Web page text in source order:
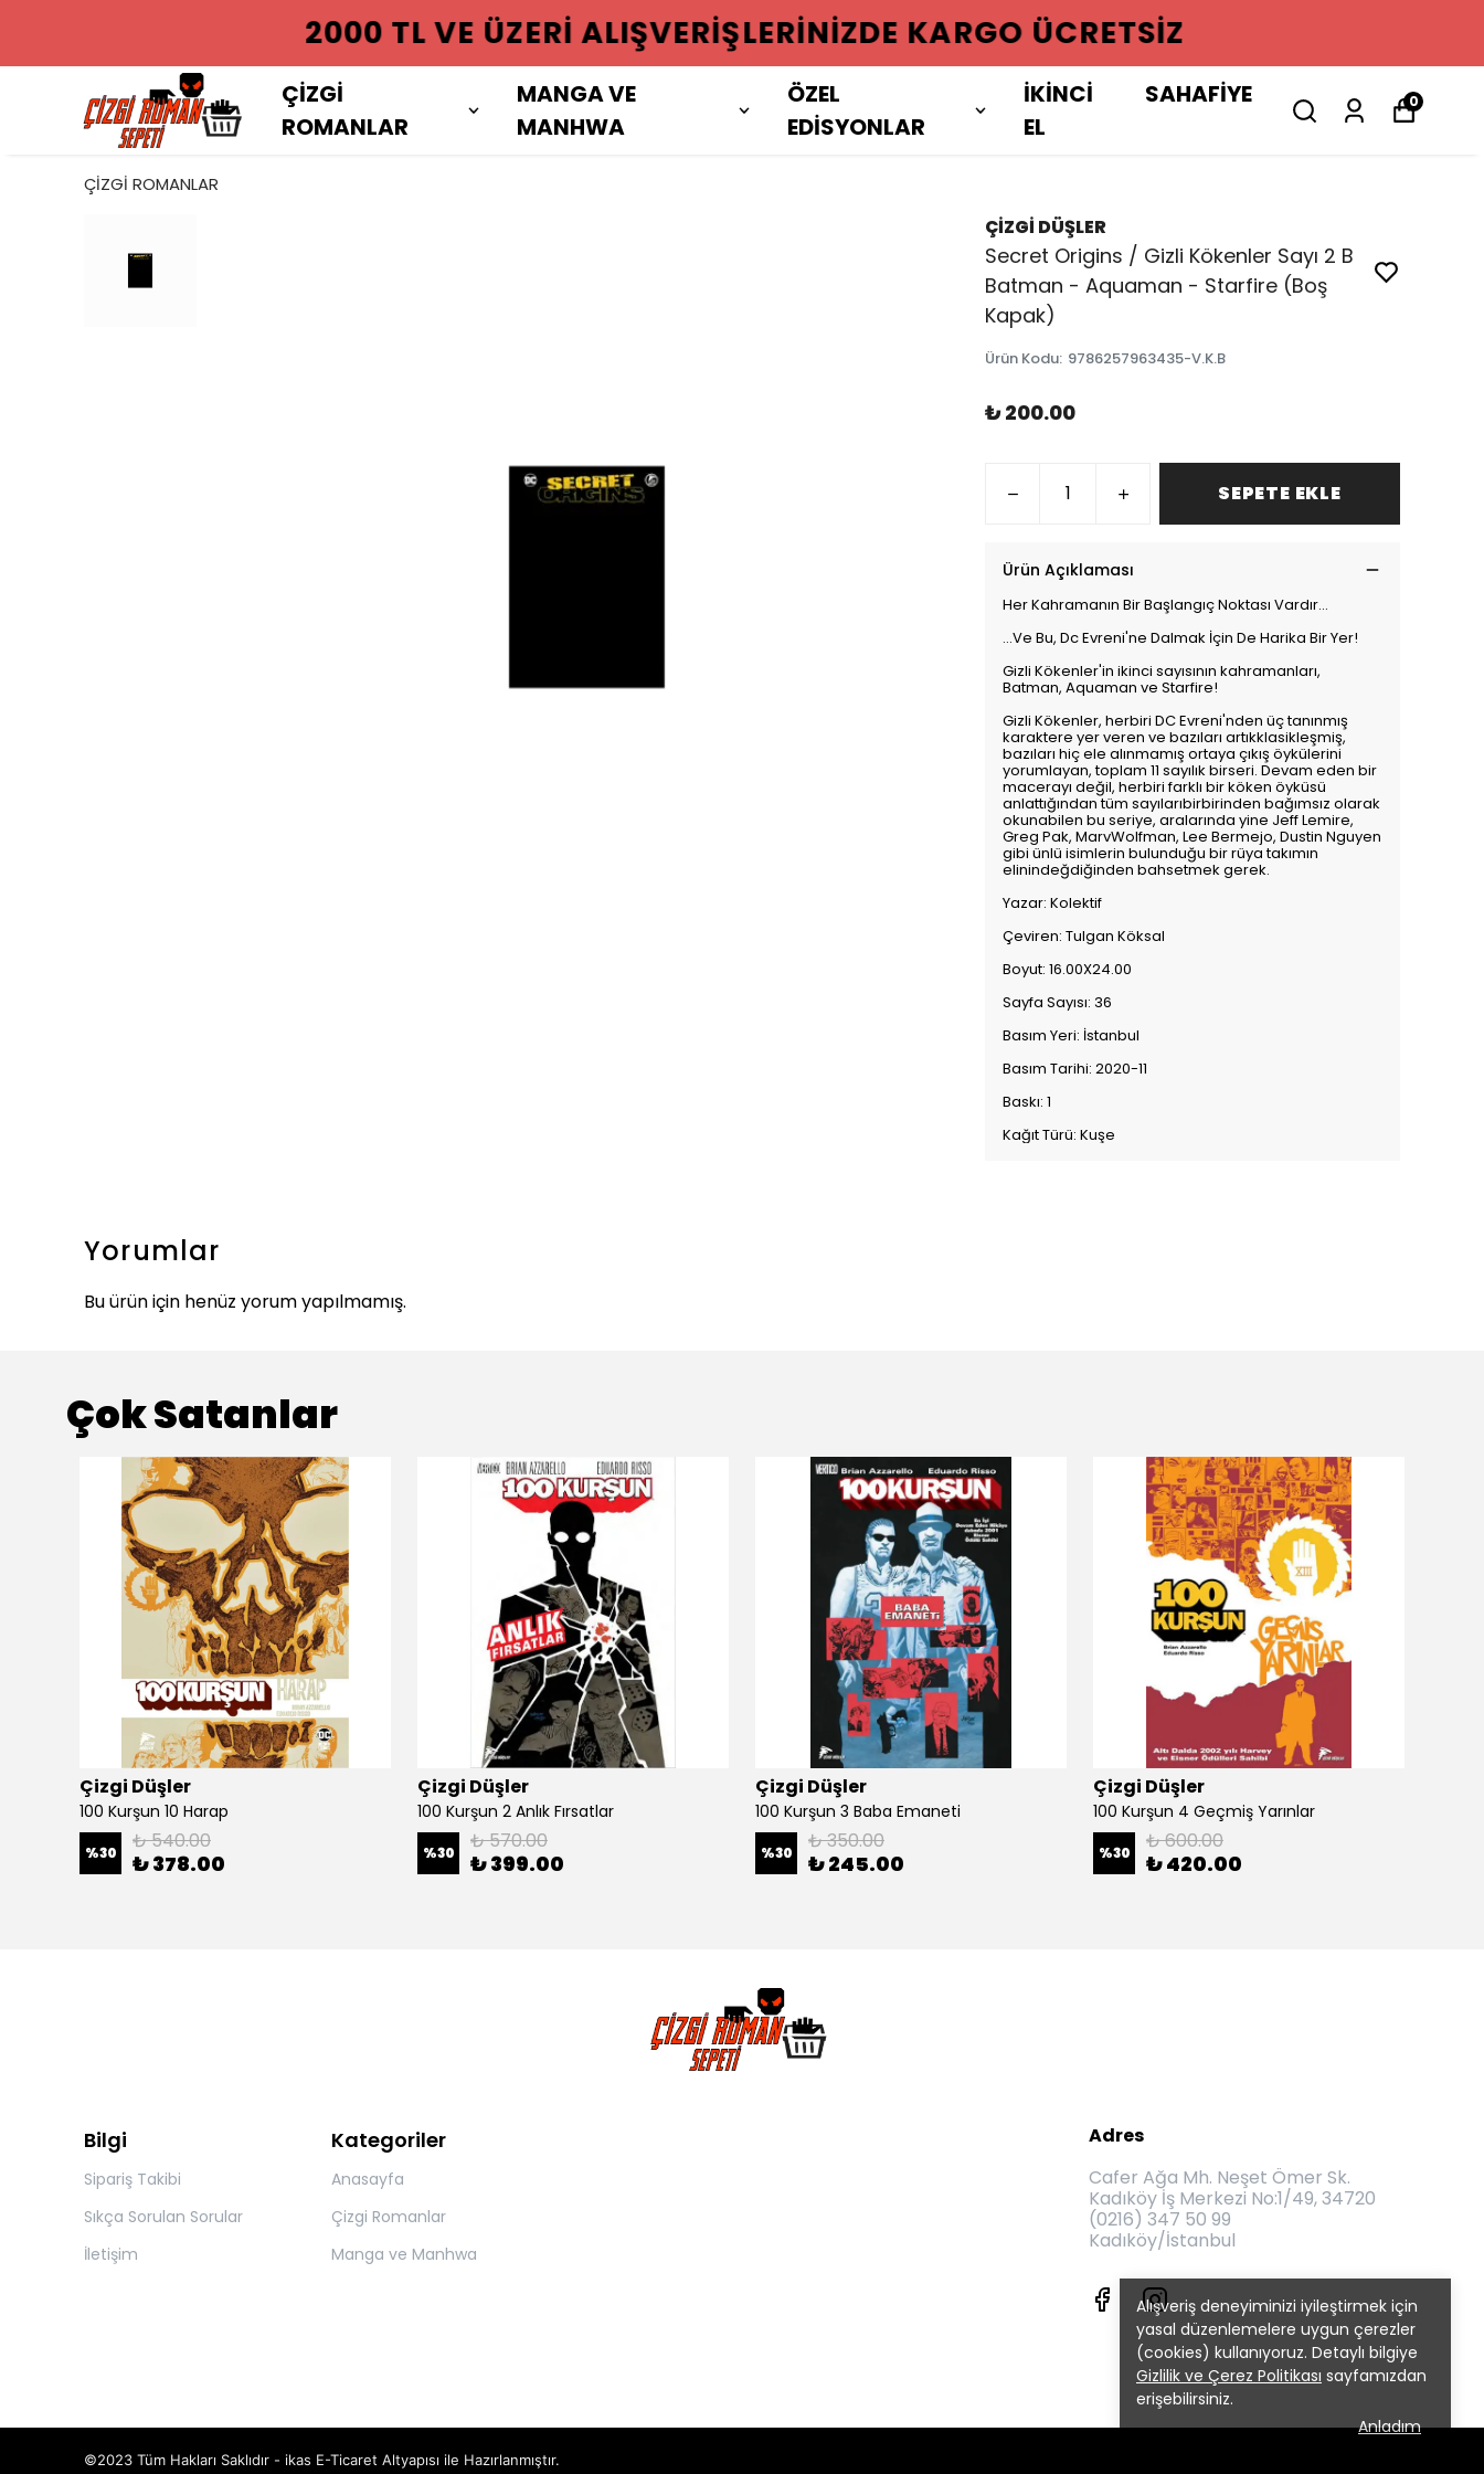
2000 TL VE ÜZERI ALIŞVERIŞLERINIZDE KARGO ÜCRETSIZ
ÇİZGİ
ROMANLAR
MANGA VE
MANHWA
ÖZEL
EDİSYONLAR
İKİNCİ
EL
SAHAFİYE 0
Alışveriş deneyiminizi iyileştirmek için
yasal düzenlemelere uygun çerezler
(cookies) kullanıyoruz. Detaylı bilgiye
Gizlilik ve Çerez Politikası sayfamızdan
erişebilirsiniz.
Anladım
ÇİZGİ ROMANLAR
ÇİZGİ DÜŞLER
Secret Origins / Gizli Kökenler Sayı 2 B
Batman - Aquaman - Starfire (Boş
Kapak)
Ürün Kodu: 9786257963435-V.K.B
₺ 200.00
SEPETE EKLE
Ürün Açıklaması
Her Kahramanın Bir Başlangıç Noktası Vardır…
…Ve Bu, Dc Evreni'ne Dalmak İçin De Harika Bir Yer!
Gizli Kökenler'in ikinci sayısının kahramanları,
Batman, Aquaman ve Starfire!
Gizli Kökenler, herbiri DC Evreni'nden üç tanınmış
karaktere yer veren ve bazıları artıkklasikleşmiş,
bazıları hiç ele alınmamış ortaya çıkış öykülerini
yorumlayan, toplam 11 sayılık birseri. Devam eden bir
macerayı değil, herbiri farklı bir köken öyküsü
anlattığından tüm sayılarıbirbirinden bağımsız olarak
okunabilen bu seriye, aralarında yine Jeff Lemire,
Greg Pak, MarvWolfman, Lee Bermejo, Dustin Nguyen
gibi ünlü isimlerin bulunduğu bir rüya takımın
elinindeğdiğinden bahsetmek gerek.
Yazar: Kolektif
Çeviren: Tulgan Köksal
Boyut: 16.00X24.00
Sayfa Sayısı: 36
Basım Yeri: İstanbul
Basım Tarihi: 2020-11
Baskı: 1
Kağıt Türü: Kuşe
Yorumlar
Bu ürün için henüz yorum yapılmamış.
Çok Satanlar
Çizgi Düşler
100 Kurşun 10 Harap
%30 ₺ 540.00
₺ 378.00
Çizgi Düşler
100 Kurşun 2 Anlık Fırsatlar
%30 ₺ 570.00
₺ 399.00
Çizgi Düşler
100 Kurşun 3 Baba Emaneti
%30 ₺ 350.00
₺ 245.00
Çizgi Düşler
100 Kurşun 4 Geçmiş Yarınlar
%30 ₺ 600.00
₺ 420.00
Bilgi
Sipariş Takibi
Sıkça Sorulan Sorular
İletişim
Kategoriler
Anasayfa
Çizgi Romanlar
Manga ve Manhwa
Adres
Cafer Ağa Mh. Neşet Ömer Sk.
Kadıköy İş Merkezi No:1/49, 34720
(0216) 347 50 99
Kadıköy/İstanbul
©2023 Tüm Hakları Saklıdır - ikas E-Ticaret Altyapısı ile Hazırlanmıştır.